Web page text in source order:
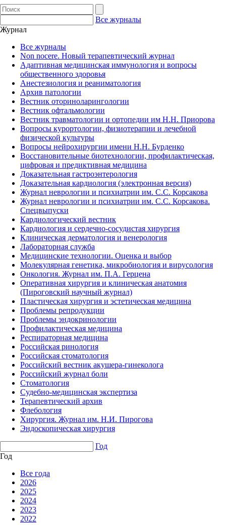
Все журналы
Журнал
Все журналы
Non nocere. Новый терапевтический журнал
Адаптивная медицинская иммунология и вопросы
общественного здоровья
Анестезиология и реаниматология
Архив патологии
Вестник оториноларингологии
Вестник офтальмологии
Вестник травматологии и ортопедии им Н.Н. Приорова
Вопросы курортологии, физиотерапии и лечебной
физической культуры
Вопросы нейрохирургии имени Н.Н. Бурденко
Восстановительные биотехнологии, профилактическая,
цифровая и предиктивная медицина
Доказательная гастроэнтерология
Доказательная кардиология (электронная версия)
Журнал неврологии и психиатрии им. С.С. Корсакова
Журнал неврологии и психиатрии им. С.С. Корсакова.
Спецвыпуски
Кардиологический вестник
Кардиология и сердечно-сосудистая хирургия
Клиническая дерматология и венерология
Лабораторная служба
Медицинские технологии. Оценка и выбор
Молекулярная генетика, микробиология и вирусология
Онкология. Журнал им. П.А. Герцена
Оперативная хирургия и клиническая анатомия
(Пироговский научный журнал)
Пластическая хирургия и эстетическая медицина
Проблемы репродукции
Проблемы эндокринологии
Профилактическая медицина
Респираторная медицина
Российская ринология
Российская стоматология
Российский вестник акушера-гинеколога
Российский журнал боли
Стоматология
Судебно-медицинская экспертиза
Терапевтический архив
Флебология
Хирургия. Журнал им. Н.И. Пирогова
Эндоскопическая хирургия
Год
Год
Все года
2026
2025
2024
2023
2022